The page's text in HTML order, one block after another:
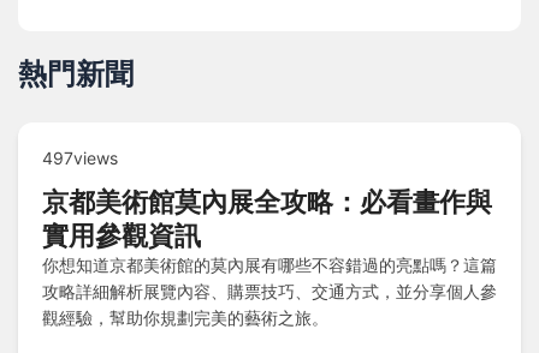
熱門新聞
497views
京都美術館莫內展全攻略：必看畫作與
實用參觀資訊
你想知道京都美術館的莫內展有哪些不容錯過的亮點嗎？這篇
攻略詳細解析展覽內容、購票技巧、交通方式，並分享個人參
觀經驗，幫助你規劃完美的藝術之旅。